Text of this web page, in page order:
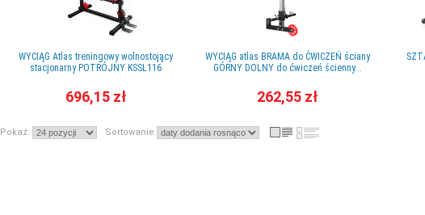
WYCIĄG Atlas treningowy wolnostojący
stacjonarny POTRÓJNY KSSL116
696,15 zł
WYCIĄG atlas BRAMA do ĆWICZEŃ ściany
GÓRNY DOLNY do ćwiczeń ścienny...
262,55 zł
Pokaż: Sortowanie